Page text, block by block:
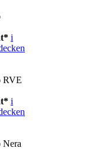
i
RVE
i
Nera